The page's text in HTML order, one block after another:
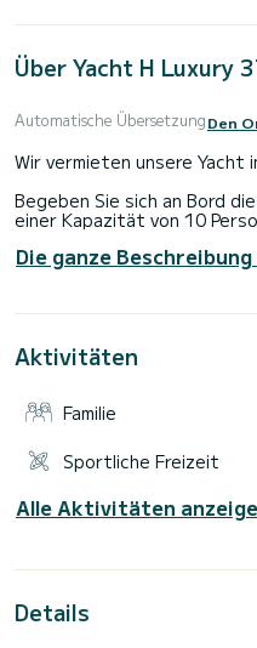
Über Yacht H Luxury
Automatische ÜbersetzungDen
Wir vermieten unsere Yacht
Begeben Sie sich an Bord
einer Kapazität von 10
5 Kabinen sind für
- Ein Zodiac Yachtline 420
nur zur Information. Zögern
Preis zu kontaktieren.
Zögern Sie nicht, uns für
Die ganze
Aktivitäten
Familie
Sportliche Freizeit
Alle Aktivitäten
Details